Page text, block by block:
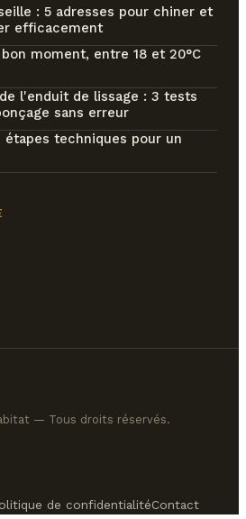
: 5 adresses pour chiner et
efficacement
moment, entre 18 et 20°C
l'enduit de lissage : 3 tests
sans erreur
techniques pour un
— Tous droits réservés.
de confidentialitéContact